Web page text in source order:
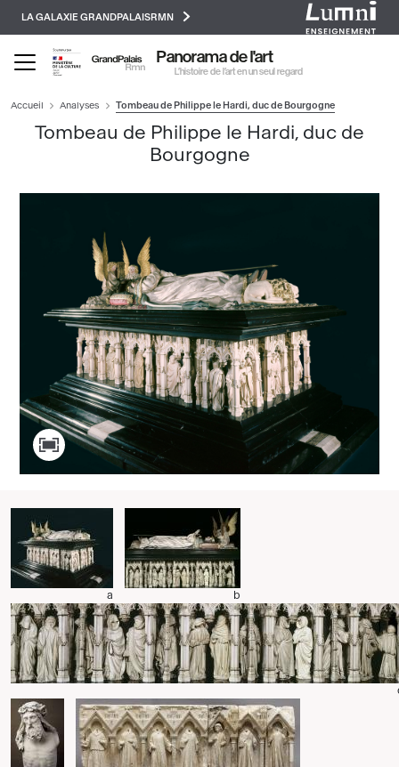
principal
LA GALAXIE GRANDPALAISRMN
Panorama de l'art
L’histoire de l’art en un seul regard
Accueil Analyses Tombeau de Philippe le Hardi, duc de Bourgogne
Tombeau de Philippe le Hardi, duc de
Bourgogne
a b